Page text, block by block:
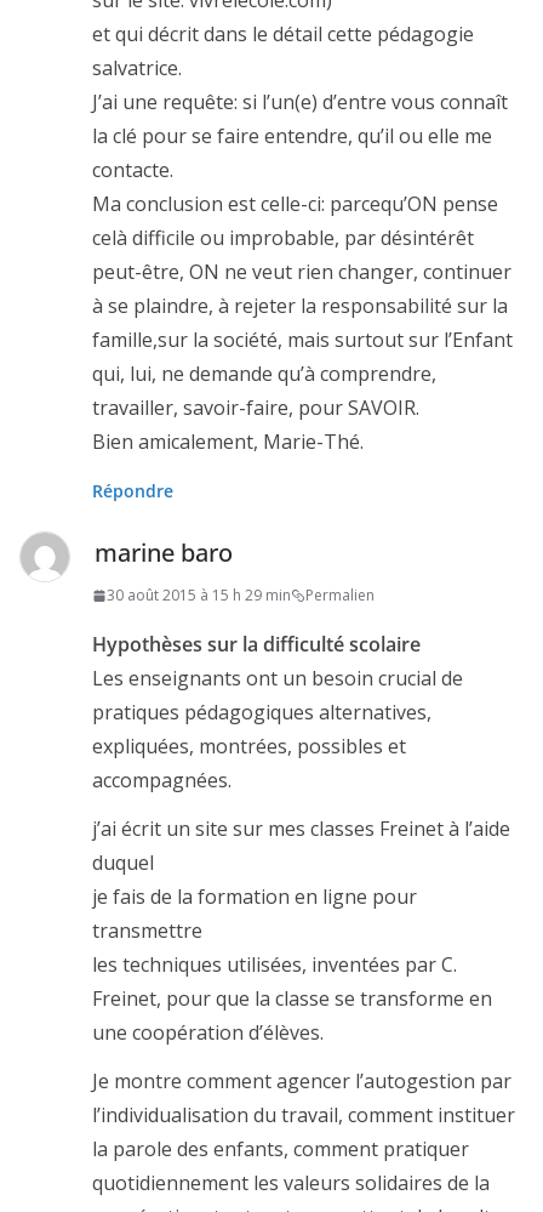
et qui décrit dans le détail cette pédagogie
salvatrice.
J’ai une requête: si l’un(e) d’entre vous connaît
la clé pour se faire entendre, qu’il ou elle me
contacte.
Ma conclusion est celle-ci: parcequ’ON pense
celà difficile ou improbable, par désintérêt
peut-être, ON ne veut rien changer, continuer
à se plaindre, à rejeter la responsabilité sur la
famille,sur la société, mais surtout sur l’Enfant
qui, lui, ne demande qu’à comprendre,
travailler, savoir-faire, pour SAVOIR.
Bien amicalement, Marie-Thé.
Répondre
marine baro
30 août 2015 à 15 h 29 min Permalien
Hypothèses sur la difficulté scolaire
Les enseignants ont un besoin crucial de
pratiques pédagogiques alternatives,
expliquées, montrées, possibles et
accompagnées.
j’ai écrit un site sur mes classes Freinet à l’aide
duquel
je fais de la formation en ligne pour
transmettre
les techniques utilisées, inventées par C.
Freinet, pour que la classe se transforme en
une coopération d’élèves.
Je montre comment agencer l’autogestion par
l’individualisation du travail, comment instituer
la parole des enfants, comment pratiquer
quotidiennement les valeurs solidaires de la